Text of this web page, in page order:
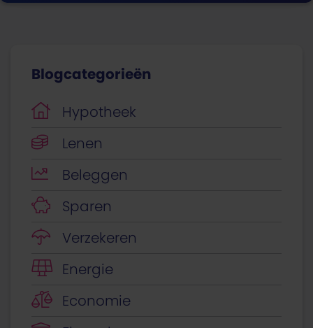
Blogcategorieën
Hypotheek
Lenen
Beleggen
Sparen
Verzekeren
Energie
Economie